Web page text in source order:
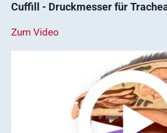
Cuffill - Druckmesser für
Zum Video